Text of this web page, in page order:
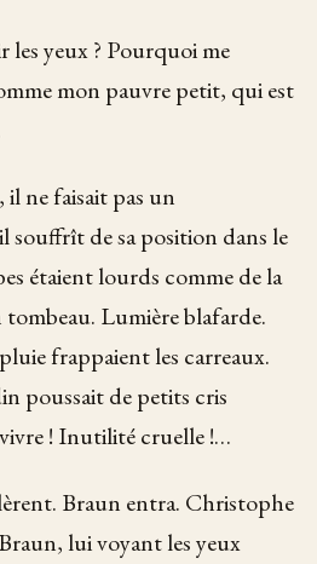
yeux ? Pourquoi me
mon pauvre petit, qui est
ne faisait pas un
souffrît de sa position dans le
étaient lourds comme de la
Lumière blafarde.
frappaient les carreaux.
poussait de petits cris
! Inutilité cruelle !…
Braun entra. Christophe
lui voyant les yeux